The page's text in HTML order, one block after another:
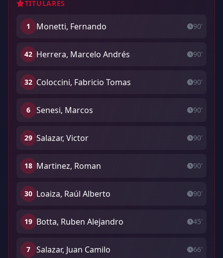
TITULARES
1 Monetti, Fernando 90'
42 Herrera, Marcelo Andrés 90'
32 Coloccini, Fabricio Tomas 90'
6 Senesi, Marcos 90'
29 Salazar, Victor 90'
18 Martinez, Roman 90'
30 Loaiza, Raúl Alberto 90'
19 Botta, Ruben Alejandro 45'
7 Salazar, Juan Camilo 66'